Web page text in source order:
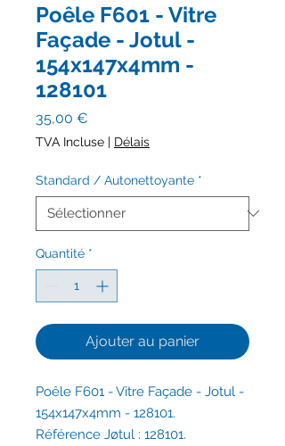
Poêle F601 - Vitre
Façade - Jotul -
154x147x4mm -
128101
35,00 €
TVA Incluse | Délais
Standard / Autonettoyante *
Quantité *
Ajouter au panier
Poêle F601 - Vitre Façade - Jotul -
154x147x4mm - 128101.
Référence Jøtul : 128101.